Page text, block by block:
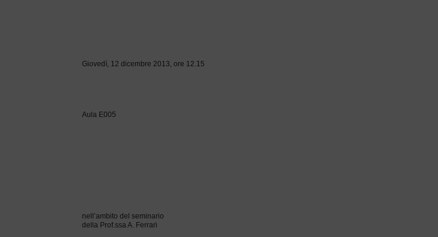
Giovedì, 12 dicembre 2013, ore 12.15
Aula E005
nell’ambito del seminario
della Prof.ssa A. Ferrari